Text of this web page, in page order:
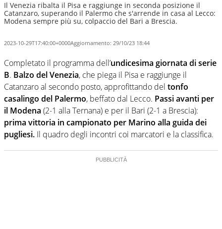
Il Venezia ribalta il Pisa e raggiunge in seconda posizione il
Catanzaro, superando il Palermo che s'arrende in casa al Lecco:
Modena sempre più su, colpaccio del Bari a Brescia.
2023-10-29T17:40:00+0000Aggiornamento: 29/10/23 18:44
Completato il programma dell’undicesima giornata di serie
B. Balzo del Venezia, che piega il Pisa e raggiunge il
Catanzaro al secondo posto, approfittando del tonfo
casalingo del Palermo, beffato dal Lecco. Passi avanti per
il Modena (2-1 alla Ternana) e per il Bari (2-1 a Brescia):
prima vittoria in campionato per Marino alla guida dei
pugliesi. Il quadro degli incontri coi marcatori e la classifica.